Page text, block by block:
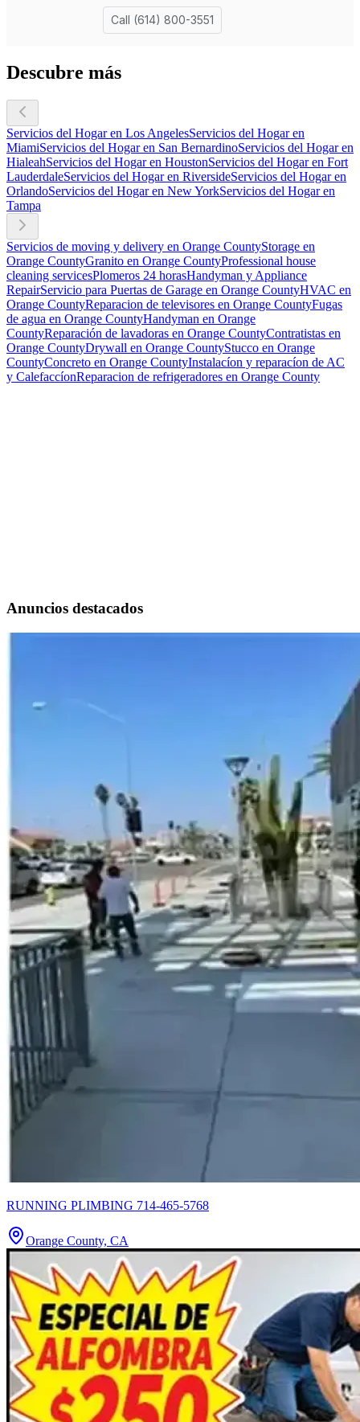
Descubre más
Servicios del Hogar en Los AngelesServicios del Hogar en
MiamiServicios del Hogar en San BernardinoServicios del Hogar en
HialeahServicios del Hogar en HoustonServicios del Hogar en Fort
LauderdaleServicios del Hogar en RiversideServicios del Hogar en
OrlandoServicios del Hogar en New YorkServicios del Hogar en
Tampa
Servicios de moving y delivery en Orange CountyStorage en
Orange CountyGranito en Orange CountyProfessional house
cleaning servicesPlomeros 24 horasHandyman y Appliance
RepairServicio para Puertas de Garage en Orange CountyHVAC en
Orange CountyReparacion de televisores en Orange CountyFugas
de agua en Orange CountyHandyman en Orange
CountyReparación de lavadoras en Orange CountyContratistas en
Orange CountyDrywall en Orange CountyStucco en Orange
CountyConcreto en Orange CountyInstalacíon y reparacíon de AC
y CalefaccíonReparacion de refrigeradores en Orange County
Anuncios destacados
RUNNING PLIMBING 714-465-5768
Orange County, CA